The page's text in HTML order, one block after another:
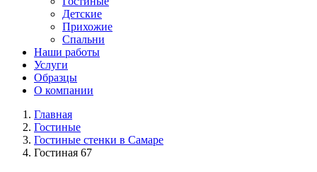
Детские
Прихожие
Спальни
Наши работы
Услуги
Образцы
О компании
Главная
Гостиные
Гостиные стенки в Самаре
Гостиная 67